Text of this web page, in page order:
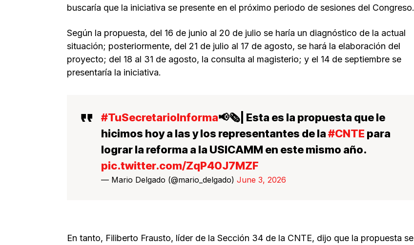
buscaría que la iniciativa se presente en el próximo periodo de sesiones del Congreso.
Según la propuesta, del 16 de junio al 20 de julio se haría un diagnóstico de la actual
situación; posteriormente, del 21 de julio al 17 de agosto, se hará la elaboración del
proyecto; del 18 al 31 de agosto, la consulta al magisterio; y el 14 de septiembre se
presentaría la iniciativa.
#TuSecretarioInforma📢🗞| Esta es la propuesta que le
hicimos hoy a las y los representantes de la#CNTE para
lograr la reforma a la USICAMM en este mismo año.
pic.twitter.com/ZqP40J7MZF
— Mario Delgado (@mario_delgado) June 3, 2026
En tanto, Filiberto Frausto, líder de la Sección 34 de la CNTE, dijo que la propuesta se